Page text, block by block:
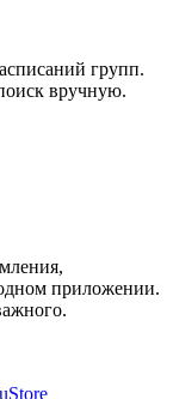
групп.
вручную.
приложении.